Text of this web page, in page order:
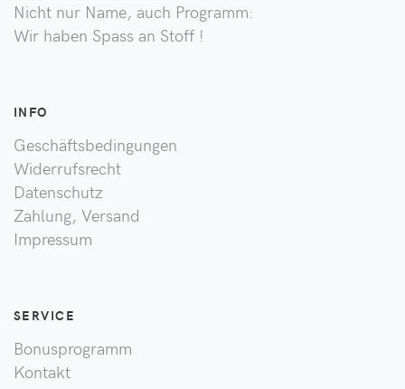
Nicht nur Name, auch Programm:
Wir haben Spass an Stoff !
INFO
Geschäftsbedingungen
Widerrufsrecht
Datenschutz
Zahlung, Versand
Impressum
SERVICE
Bonusprogramm
Kontakt